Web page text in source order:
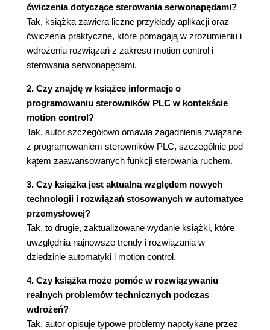
ćwiczenia dotyczące sterowania serwonapędami?
Tak, książka zawiera liczne przykłady aplikacji oraz
ćwiczenia praktyczne, które pomagają w zrozumieniu i
wdrożeniu rozwiązań z zakresu motion control i
sterowania serwonapędami.
2. Czy znajdę w książce informacje o
programowaniu sterowników PLC w kontekście
motion control?
Tak, autor szczegółowo omawia zagadnienia związane
z programowaniem sterowników PLC, szczególnie pod
kątem zaawansowanych funkcji sterowania ruchem.
3. Czy książka jest aktualna względem nowych
technologii i rozwiązań stosowanych w automatyce
przemysłowej?
Tak, to drugie, zaktualizowane wydanie książki, które
uwzględnia najnowsze trendy i rozwiązania w
dziedzinie automatyki i motion control.
4. Czy książka może pomóc w rozwiązywaniu
realnych problemów technicznych podczas
wdrożeń?
Tak, autor opisuje typowe problemy napotykane przez